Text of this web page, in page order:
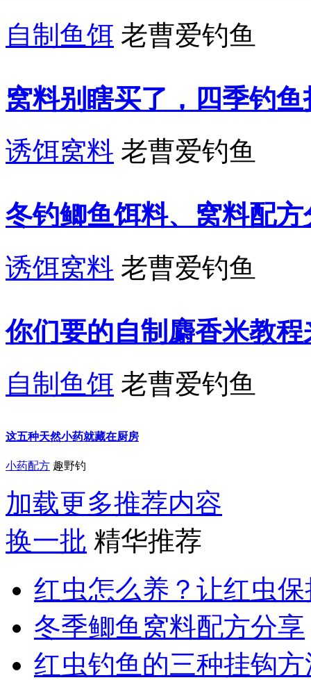
自制鱼饵 老曹爱钓鱼
窝料别瞎买了，四季钓
诱饵窝料 老曹爱钓鱼
冬钓鲫鱼饵料、窝料配
诱饵窝料 老曹爱钓鱼
你们要的自制麝香米教程
自制鱼饵 老曹爱钓鱼
这五种天然小药就藏在厨房
小药配方 趣野钓
加载更多推荐内容
换一批 精华推荐
红虫怎么养？让红虫
冬季鲫鱼窝料配方分享
红虫钓鱼的三种挂钩